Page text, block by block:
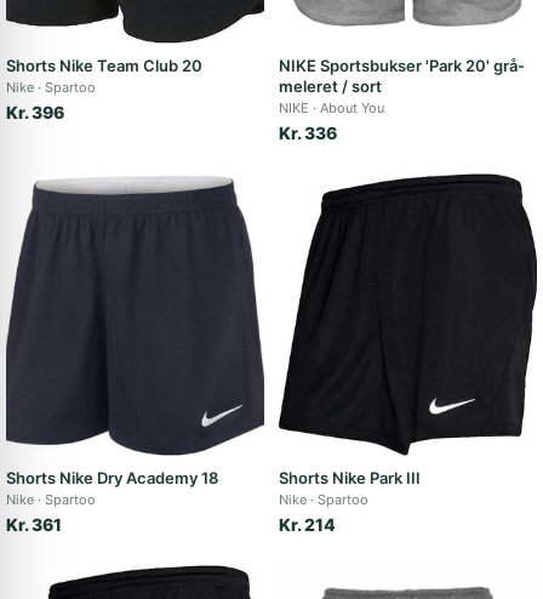
Shorts Nike Team Club 20
Nike Spartoo
Kr. 396
NIKE Sportsbukser 'Park 20' grå-
meleret / sort
NIKE About You
Kr. 336
Shorts Nike Dry Academy 18
Nike Spartoo
Kr. 361
Shorts Nike Park III
Nike Spartoo
Kr. 214